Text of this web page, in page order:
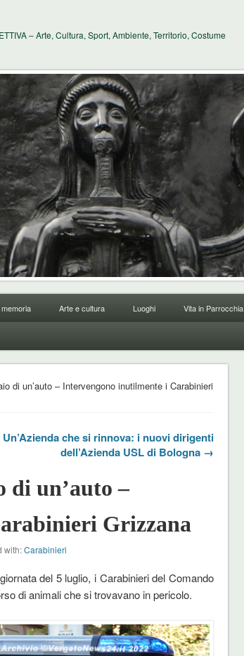
– Arte, Cultura, Sport, Ambiente, Territorio, Costume
Arte e cultura Luoghi Vita in Parrocchia
di un’auto – Intervengono inutilmente i Carabinieri
Un’Azienda che si rinnova: i nuovi dirigenti
dell’Azienda USL di Bologna →
di un’auto –
Grizzana
with:Carabinieri
del 5 luglio, i Carabinieri del Comando
di animali che si trovavano in pericolo.